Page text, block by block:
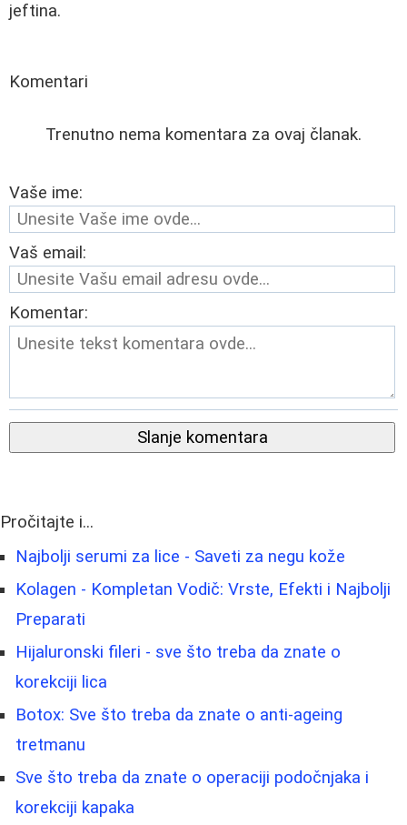
jeftina.
Komentari
Trenutno nema komentara za ovaj članak.
Vaše ime:
Vaš email:
Komentar:
Slanje komentara
Pročitajte i...
Najbolji serumi za lice - Saveti za negu kože
Kolagen - Kompletan Vodič: Vrste, Efekti i Najbolji
Preparati
Hijaluronski fileri - sve što treba da znate o
korekciji lica
Botox: Sve što treba da znate o anti-ageing
tretmanu
Sve što treba da znate o operaciji podočnjaka i
korekciji kapaka